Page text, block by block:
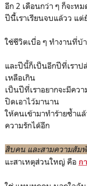
อีก 2 เดือนกว่า ๆ ก็จะห
ปีนีี้เราเรียนจบแล้วว แ
ใช้ชีวิตเบื่อ ๆ ทำงานที่บ้
และปีนี้ก็เป็นอีกปีที่เราป
เหลือเกิน
เป็นปีที่เราอยากจะมีคว
ปิดเอาไว้มานาน
ให้คนเข้ามาทำร้ายซ้ำแ
ความรักได้อีก
สิบคน และสามความสัม
แะสาเหตุส่วนใหญ่ คือ ก